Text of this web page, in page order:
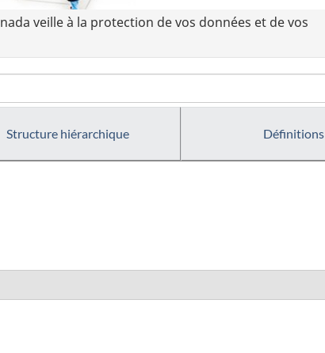
veille à la protection de vos données et de vos
Structure hiérarchique Définitions